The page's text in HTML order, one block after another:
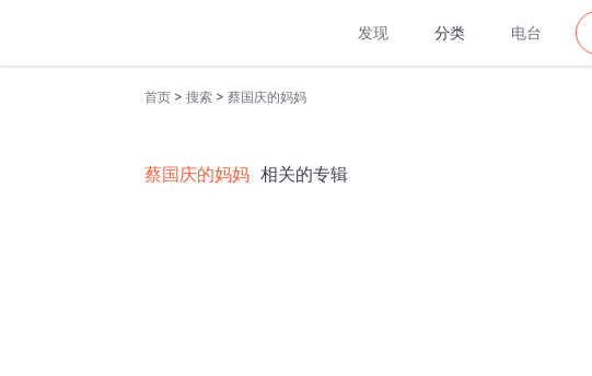
发现 分类 电台
首页 > 搜索 > 蔡国庆的妈妈
蔡国庆的妈妈 相关的专辑